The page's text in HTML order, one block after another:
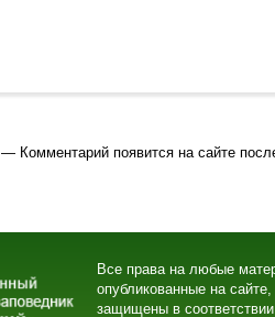
— Комментарий появится на сайте
Все права на любые
опубликованные на сайте,
защищены в